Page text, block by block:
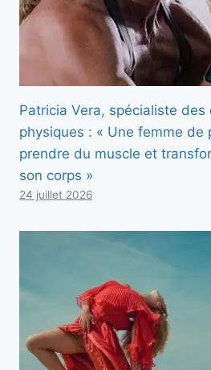
Patricia Vera, spécialiste des
physiques : « Une femme de
prendre du muscle et
son corps »
24 juillet 2026